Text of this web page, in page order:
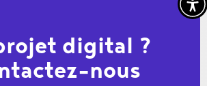
digital ?
nous